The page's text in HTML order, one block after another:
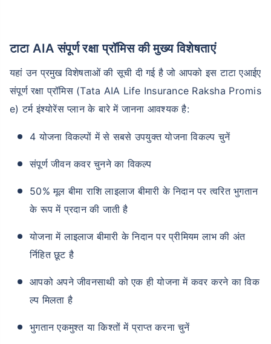
टाटा AIA संपूर्ण रक्षा प्रॉमिस की मुख्य विशेषताएं
यहां उन प्रमुख विशेषताओं की सूची दी गई है जो आपको इस टाटा एआईए
संपूर्ण रक्षा प्रॉमिस (Tata AIA Life Insurance Raksha Promis
e) टर्म इंश्योरेंस प्लान के बारे में जानना आवश्यक है:
4 योजना विकल्पों में से सबसे उपयुक्त योजना विकल्प चुनें
संपूर्ण जीवन कवर चुनने का विकल्प
50% मूल बीमा राशि लाइलाज बीमारी के निदान पर त्वरित भुगतान
के रूप में प्रदान की जाती है
योजना में लाइलाज बीमारी के निदान पर प्रीमियम लाभ की अंत
र्निहित छूट है
आपको अपने जीवनसाथी को एक ही योजना में कवर करने का विक
ल्प मिलता है
भुगतान एकमुश्त या किश्तों में प्राप्त करना चुनें